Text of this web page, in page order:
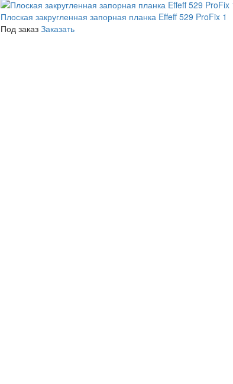
Плоская закругленная запорная планка Effeff 529 ProFix 1
Под заказ Заказать